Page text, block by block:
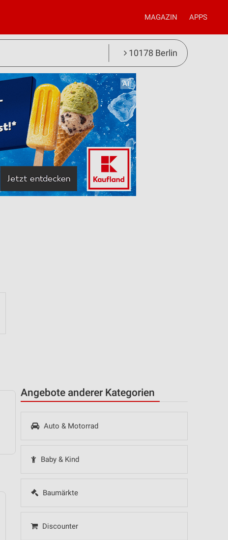
MAGAZIN APPS
10178 Berlin
Angebote anderer Kategorien
Auto & Motorrad
Baby & Kind
Baumärkte
Discounter